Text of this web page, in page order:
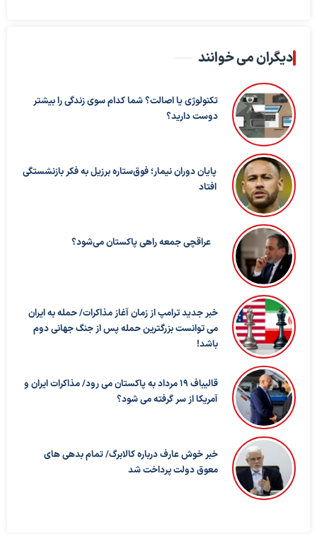
دیگران می خوانند
تکنولوژی یا اصالت؟ شما کدام سوی زندگی را بیشتر
دوست دارید؟
پایان دوران نیمار؛ فوق‌ستاره برزیل به فکر بازنشستگی
افتاد
عراقچی جمعه راهی پاکستان می‌شود؟
خبر جدید ترامپ از زمان آغاز مذاکرات/ حمله به ایران
می توانست بزرگترین حمله پس از جنگ جهانی دوم
باشد!
قالیباف ۱۹ مرداد به پاکستان می رود/ مذاکرات ایران و
آمریکا از سر گرفته می شود؟
خبر خوش عارف درباره کالابرگ/ تمام بدهی های
معوق دولت پرداخت شد